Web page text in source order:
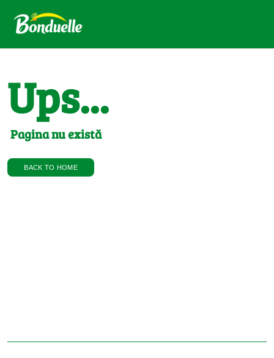
Ups...
Pagina nu există
BACK TO HOME